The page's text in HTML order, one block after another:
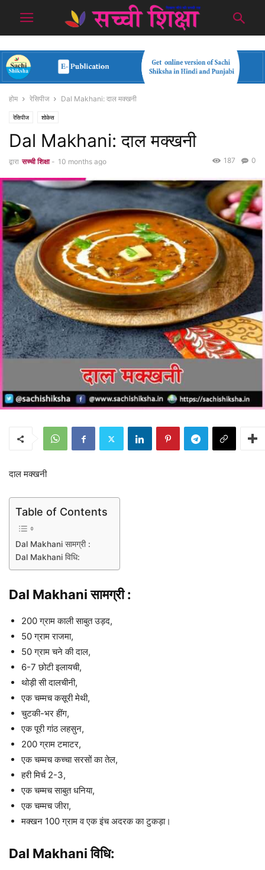
होम रेसिपीज Dal Makhani: दाल मक्खनी
रेसिपीज शोकेस
Dal Makhani: दाल मक्खनी
द्वारा सच्ची शिक्षा - 10 months ago 0
187
दाल मक्खनी
Table of Contents
Dal Makhani सामग्री :
Dal Makhani विधि:
Dal Makhani सामग्री :
200 ग्राम काली साबुत उड़द,
50 ग्राम राजमा,
50 ग्राम चने की दाल,
6-7 छोटी इलायची,
थोड़ी सी दालचीनी,
एक चम्मच कसूरी मेथी,
चुटकी-भर हींग,
एक पूरी गांठ लहसुन,
200 ग्राम टमाटर,
एक चम्मच कच्चा सरसों का तेल,
हरी मिर्च 2-3,
एक चम्मच साबुत धनिया,
एक चम्मच जीरा,
मक्खन 100 ग्राम व एक इंच अदरक का टुकड़ा।
Dal Makhani विधि: